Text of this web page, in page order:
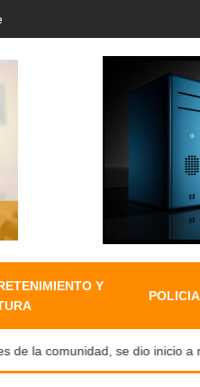
Y
comunidad, se dio inicio a